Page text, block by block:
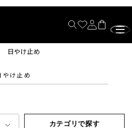
日やけ止め
やけ止め
カテゴリで探す